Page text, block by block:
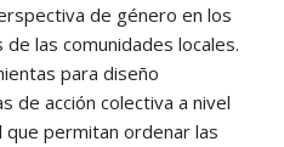
de género en los
las comunidades locales.
para diseño
de acción colectiva a nivel
permitan ordenar las